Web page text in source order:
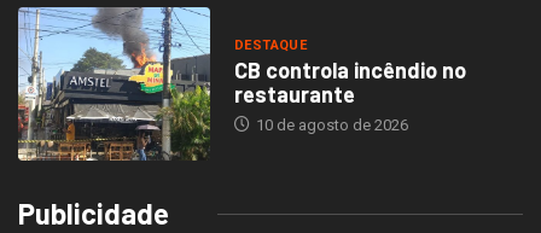
DESTAQUE
CB controla incêndio no
restaurante
10 de agosto de 2026
Publicidade